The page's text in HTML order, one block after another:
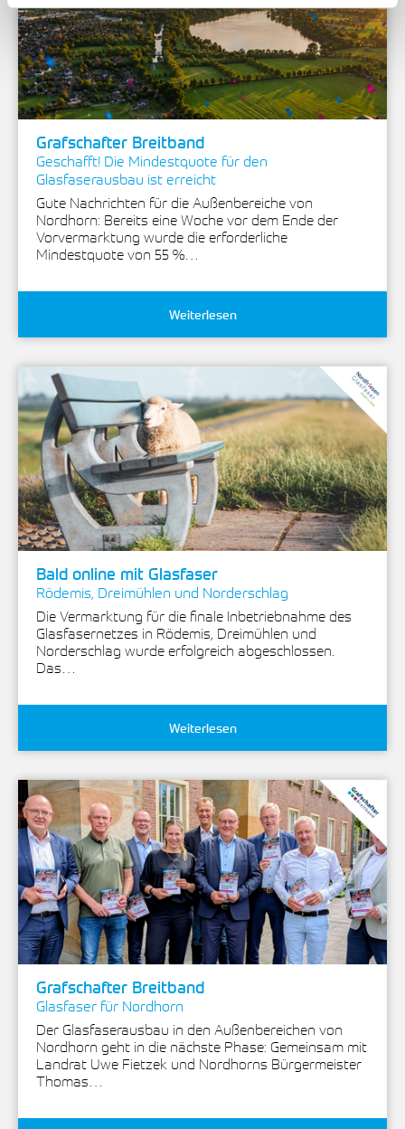
Grafschafter Breitband
Geschafft! Die Mindestquote für den
Glasfaserausbau ist erreicht
Gute Nachrichten für die Außenbereiche von
Nordhorn: Bereits eine Woche vor dem Ende der
Vorvermarktung wurde die erforderliche
Mindestquote von 55 %…
Weiterlesen
Bald online mit Glasfaser
Rödemis, Dreimühlen und Norderschlag
Die Vermarktung für die finale Inbetriebnahme des
Glasfasernetzes in Rödemis, Dreimühlen und
Norderschlag wurde erfolgreich abgeschlossen.
Das…
Weiterlesen
Grafschafter Breitband
Glasfaser für Nordhorn
Der Glasfaserausbau in den Außenbereichen von
Nordhorn geht in die nächste Phase: Gemeinsam mit
Landrat Uwe Fietzek und Nordhorns Bürgermeister
Thomas…